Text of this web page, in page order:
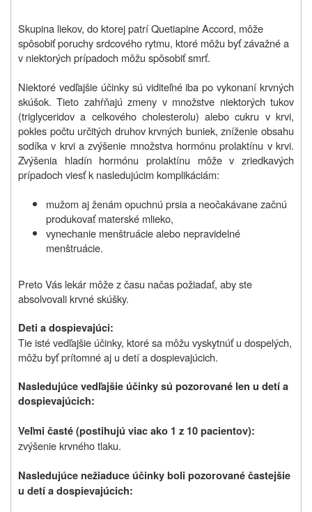
Skupina liekov, do ktorej patrí Quetiapine Accord, môže
spôsobiť poruchy srdcového rytmu, ktoré môžu byť závažné a
v niektorých prípadoch môžu spôsobiť smrť.
Niektoré vedľajšie účinky sú viditeľné iba po vykonaní krvných
skúšok. Tieto zahŕňajú zmeny v množstve niektorých tukov
(triglyceridov a celkového cholesterolu) alebo cukru v krvi,
pokles počtu určitých druhov krvných buniek, zníženie obsahu
sodíka v krvi a zvýšenie množstva hormónu prolaktínu v krvi.
Zvýšenia hladín hormónu prolaktínu môže v zriedkavých
prípadoch viesť k nasledujúcim komplikáciám:
mužom aj ženám opuchnú prsia a neočakávane začnú
produkovať materské mlieko,
vynechanie menštruácie alebo nepravidelné
menštruácie.
Preto Vás lekár môže z času načas požiadať, aby ste
absolvovali krvné skúšky.
Deti a dospievajúci:
Tie isté vedľajšie účinky, ktoré sa môžu vyskytnúť u dospelých,
môžu byť prítomné aj u detí a dospievajúcich.
Nasledujúce vedľajšie účinky sú pozorované len u detí a
dospievajúcich:
Veľmi časté (postihujú viac ako 1 z 10 pacientov):
zvýšenie krvného tlaku.
Nasledujúce nežiaduce účinky boli pozorované častejšie
u detí a dospievajúcich: